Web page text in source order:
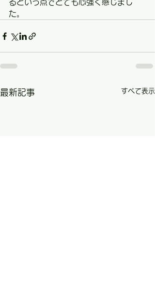
るという点でとても心強く感じまし
た。
最新記事 すべて表示